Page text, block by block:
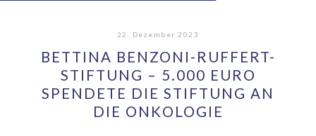
22. Dezember 2023
BETTINA BENZONI-RUFFERT-
STIFTUNG – 5.000 EURO
SPENDETE DIE STIFTUNG AN
DIE ONKOLOGIE